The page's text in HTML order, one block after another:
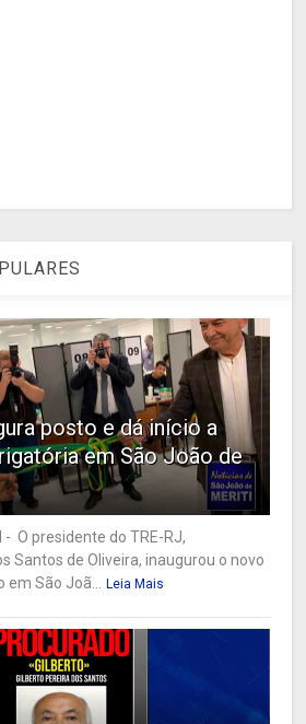
posto e dá início a
em São João de
- O presidente do TRE-RJ,
Santos de Oliveira, inaugurou o novo
em São Joã... Leia Mais